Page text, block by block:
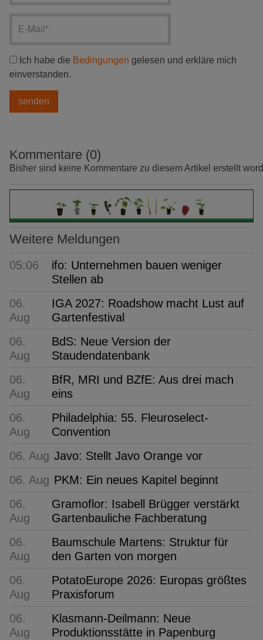
Ich habe die Bedingungen gelesen und erkläre mich
einverstanden.
Kommentare (0)
Bisher sind keine Kommentare zu diesem Artikel erstellt
Weitere Meldungen
05:06
ifo: Unternehmen bauen weniger
Stellen ab
06.
Aug
IGA 2027: Roadshow macht Lust auf
Gartenfestival
06.
Aug
BdS: Neue Version der
Staudendatenbank
06.
Aug
BfR, MRI und BZfE: Aus drei mach
eins
06.
Aug
Philadelphia: 55. Fleuroselect-
Convention
06. Aug Javo: Stellt Javo Orange vor
06. Aug PKM: Ein neues Kapitel beginnt
06.
Aug
Gramoflor: Isabell Brügger verstärkt
Gartenbauliche Fachberatung
06.
Aug
Baumschule Martens: Struktur für
den Garten von morgen
06.
Aug
PotatoEurope 2026: Europas größtes
Praxisforum
06.
Aug
Klasmann-Deilmann: Neue
Produktionsstätte in Papenburg